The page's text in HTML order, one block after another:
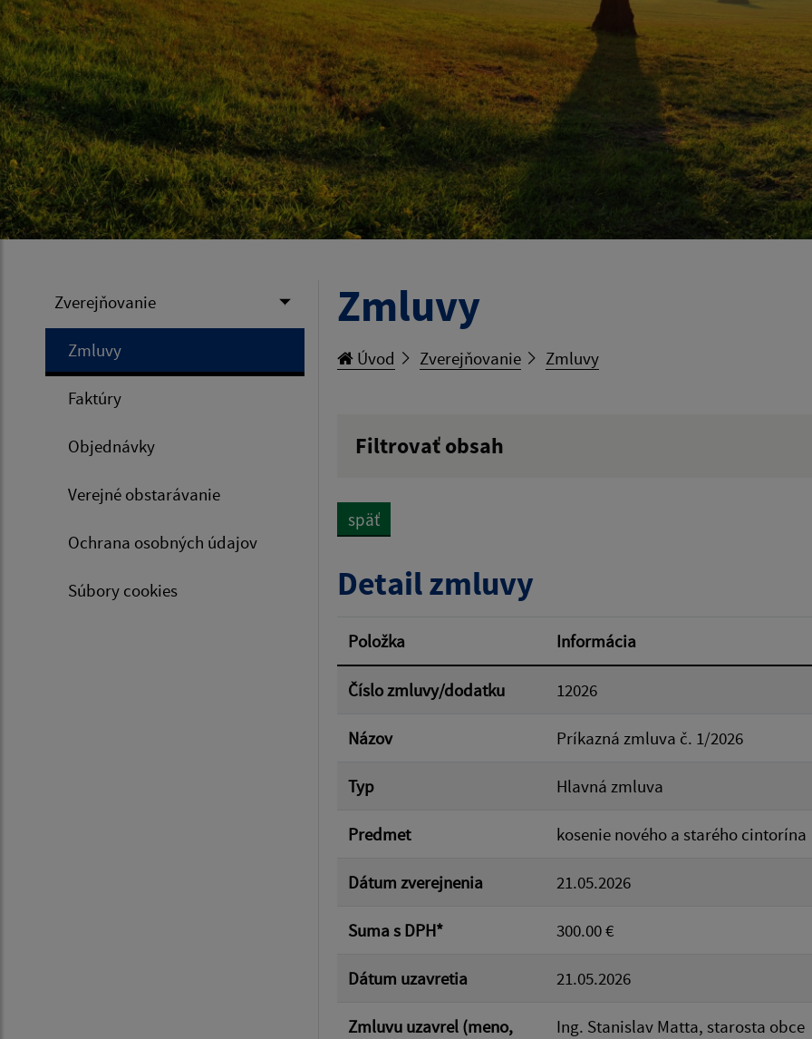
Zverejňovanie
Zmluvy
Faktúry
Objednávky
Verejné obstarávanie
Ochrana osobných údajov
Súbory cookies
Zmluvy
Úvod Zverejňovanie Zmluvy
Filtrovať obsah
Suma od:
späť
Detail zmluvy
Položka Informácia
Číslo zmluvy/dodatku 12026
Názov Príkazná zmluva č. 1/2026
Typ Hlavná zmluva
Predmet kosenie nového a starého cintorína
Dátum zverejnenia 21.05.2026
Suma s DPH* 300.00 €
Dátum uzavretia 21.05.2026
Zmluvu uzavrel (meno,
Ing. Stanislav Matta, starosta obce